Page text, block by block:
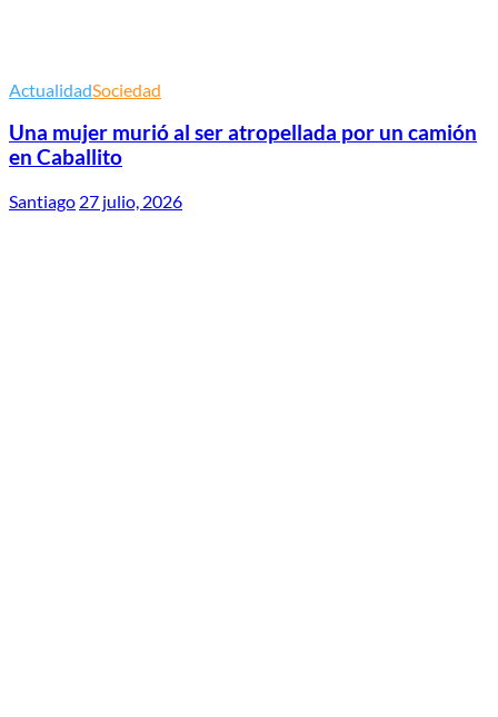
ActualidadSociedad
Una mujer murió al ser atropellada por un camión
en Caballito
Santiago 27 julio, 2026